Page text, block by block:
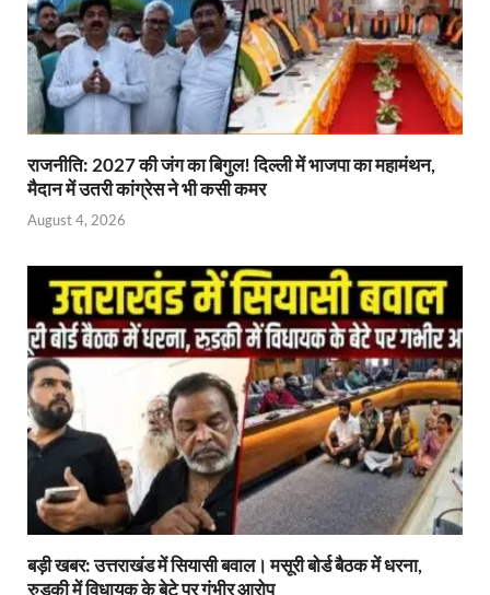
राजनीति: 2027 की जंग का बिगुल! दिल्ली में भाजपा का महामंथन,
मैदान में उतरी कांग्रेस ने भी कसी कमर
August 4, 2026
बड़ी खबर: उत्तराखंड में सियासी बवाल। मसूरी बोर्ड बैठक में धरना,
रुड़की में विधायक के बेटे पर गंभीर आरोप